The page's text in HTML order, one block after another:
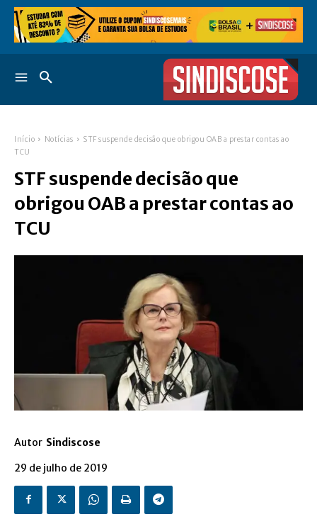
Início Notícias
STF suspende decisão que obrigou OAB a prestar contas ao
TCU
STF suspende decisão que
obrigou OAB a prestar contas ao
TCU
Autor Sindiscose
29 de julho de 2019